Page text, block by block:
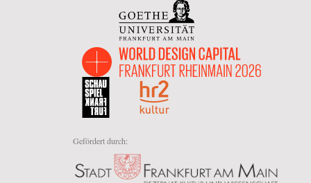
Gefördert durch: